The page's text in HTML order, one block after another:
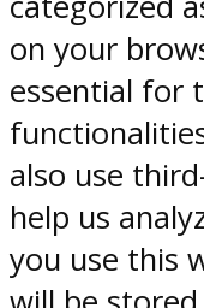
on your
essential for
also use
help us
you use this